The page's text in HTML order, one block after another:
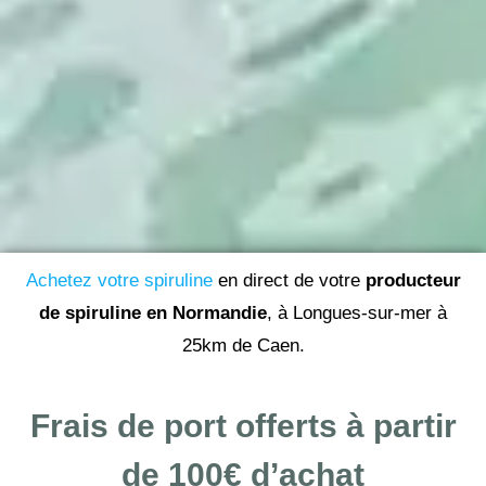
Achetez votre spirulineen direct de votre producteur
de spiruline en Normandie, à Longues-sur-mer à
25km de Caen.
Frais de port offerts à partir
de 100€ d’achat